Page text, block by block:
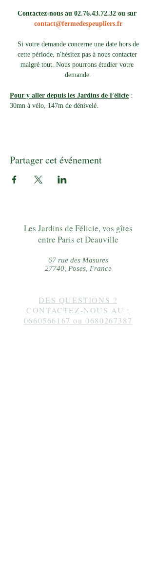
Contactez-nous au 02.76.43.72.32 ou sur
contact@fermedespeupliers.fr
Si votre demande concerne une date hors de
cette période, n'hésitez pas à nous contacter
malgré tout. Nous pourrons étudier votre
demande.
Pour y aller depuis les Jardins de Félicie :
30mn à vélo, 147m de dénivelé.
Partager cet événement
Les Jardins de Félicie, vos gîtes
entre Paris et Deauville
67 rue des Masures
27740, Poses, France
DES QUESTIONS ?
CONTACTEZ-NOUS AU :
0660566167 ou0680267387